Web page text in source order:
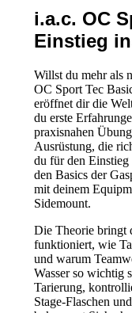
i.a.c. OC
Einstieg
Willst du mehr als
OC Sport Tec
eröffnet dir die
du erste
praxisnahen
Ausrüstung, die
du für den
den Basics der
mit deinem
Sidemount.
Die Theorie bringt
funktioniert, wie
und warum
Wasser so wichtig
Tarierung,
Stage-Flaschen